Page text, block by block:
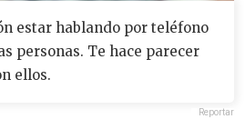
estar hablando por teléfono
personas. Te hace parecer
ellos.
Reportar